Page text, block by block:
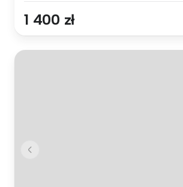
1 400 zł